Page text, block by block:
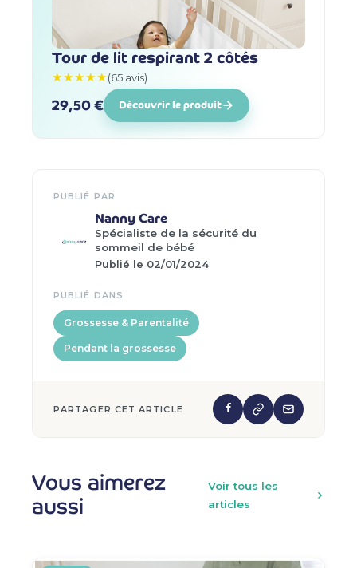
Tour de lit respirant 2 côtés
★★★★★(65 avis)
29,50 € Découvrir le produit
PUBLIÉ PAR
Nanny Care
Spécialiste de la sécurité du
sommeil de bébé
Publié le 02/01/2024
PUBLIÉ DANS
Grossesse & Parentalité
Pendant la grossesse
PARTAGER CET ARTICLE
Vous aimerez
aussi
Voir tous les
articles